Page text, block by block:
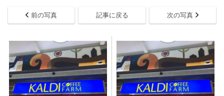
前の写真 記事に戻る 次の写真